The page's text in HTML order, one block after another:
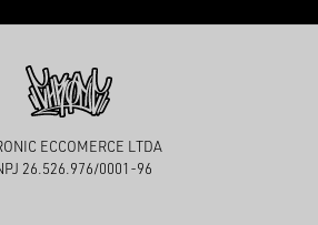
ECCOMERCE LTDA
26.526.976/0001-96